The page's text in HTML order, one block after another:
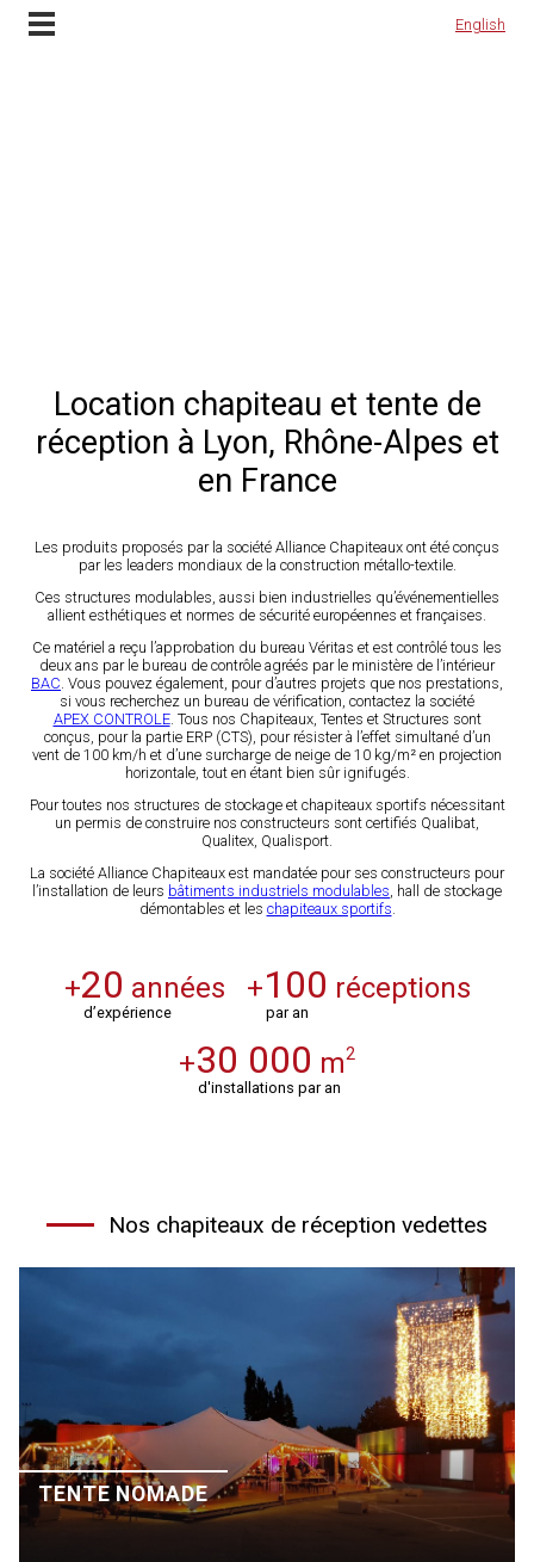
English
English
Location chapiteau et tente de
réception à Lyon, Rhône-Alpes et
en France
Les produits proposés par la société Alliance Chapiteaux ont été conçus
par les leaders mondiaux de la construction métallo-textile.
Ces structures modulables, aussi bien industrielles qu’événementielles
allient esthétiques et normes de sécurité européennes et françaises.
Ce matériel a reçu l’approbation du bureau Véritas et est contrôlé tous les
deux ans par le bureau de contrôle agréés par le ministère de l’intérieur
BAC. Vous pouvez également, pour d’autres projets que nos prestations,
si vous recherchez un bureau de vérification, contactez la société
APEX CONTROLE. Tous nos Chapiteaux, Tentes et Structures sont
conçus, pour la partie ERP (CTS), pour résister à l’effet simultané d’un
vent de 100 km/h et d’une surcharge de neige de 10 kg/m² en projection
horizontale, tout en étant bien sûr ignifugés.
Pour toutes nos structures de stockage et chapiteaux sportifs nécessitant
un permis de construire nos constructeurs sont certifiés Qualibat,
Qualitex, Qualisport.
La société Alliance Chapiteaux est mandatée pour ses constructeurs pour
l’installation de leurs bâtiments industriels modulables, hall de stockage
démontables et les chapiteaux sportifs.
+20 années
d’expérience
+100 réceptions
par an
+30 000 m2
d'installations par an
Nos chapiteaux de réception vedettes
TENTE NOMADE